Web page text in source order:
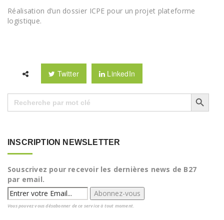
Réalisation d’un dossier ICPE pour un projet plateforme
logistique.
Twitter LinkedIn
Search
for:
Search Button
INSCRIPTION NEWSLETTER
Souscrivez pour recevoir les dernières news de B27
par email.
Vous pouvez vous désabonner de ce service à tout moment.